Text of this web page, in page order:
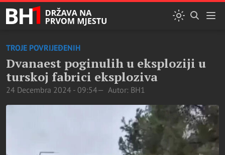
TROJE POVRIJEĐENIH
Dvanaest poginulih u eksploziji u
turskoj fabrici eksploziva
24 Decembra 2024 - 09:54 Autor: BH1